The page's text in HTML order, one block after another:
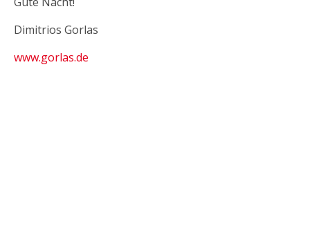
Dimitrios Gorlas
www.gorlas.de